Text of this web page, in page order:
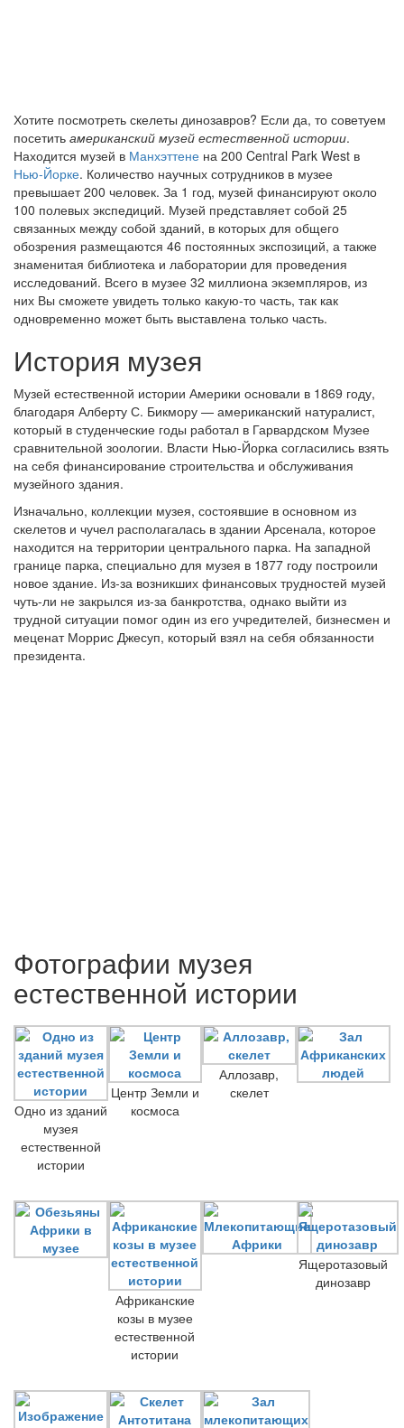
Хотите посмотреть скелеты динозавров? Если да, то советуем
посетить американский музей естественной истории.
Находится музей в Манхэттене на 200 Central Park West в
Нью-Йорке. Количество научных сотрудников в музее
превышает 200 человек. За 1 год, музей финансируют около
100 полевых экспедиций. Музей представляет собой 25
связанных между собой зданий, в которых для общего
обозрения размещаются 46 постоянных экспозиций, а также
знаменитая библиотека и лаборатории для проведения
исследований. Всего в музее 32 миллиона экземпляров, из
них Вы сможете увидеть только какую-то часть, так как
одновременно может быть выставлена только часть.
История музея
Музей естественной истории Америки основали в 1869 году,
благодаря Алберту С. Бикмору — американский натуралист,
который в студенческие годы работал в Гарвардском Музее
сравнительной зоологии. Власти Нью-Йорка согласились взять
на себя финансирование строительства и обслуживания
музейного здания.
Изначально, коллекции музея, состоявшие в основном из
скелетов и чучел располагалась в здании Арсенала, которое
находится на территории центрального парка. На западной
границе парка, специально для музея в 1877 году построили
новое здание. Из-за возникших финансовых трудностей музей
чуть-ли не закрылся из-за банкротства, однако выйти из
трудной ситуации помог один из его учредителей, бизнесмен и
меценат Моррис Джесуп, который взял на себя обязанности
президента.
Фотографии музея
естественной истории
Одно из зданий
музея
естественной
истории
Центр Земли и
космоса
Аллозавр,
скелет
Африканские
козы в музее
естественной
истории
Ящеротазовый
динозавр